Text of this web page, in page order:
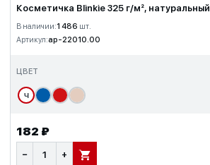
Косметичка Blinkie 325 г/м², натуральный
В наличии:1 486 шт.
Артикул:ap-22010.00
ЦВЕТ
Ч
182 ₽
− + В КОРЗИНУ